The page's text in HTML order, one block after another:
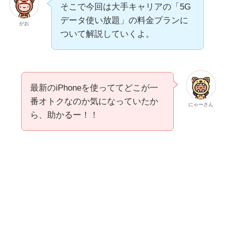
がお
そこで今回は大手キャリアの「5G
データ使い放題」の料金プランに
ついて解説していくよ。
にゃーさん
最新のiPhoneを使っててどこが一
番オトクなのか気になっていたか
ら、助かるー！！